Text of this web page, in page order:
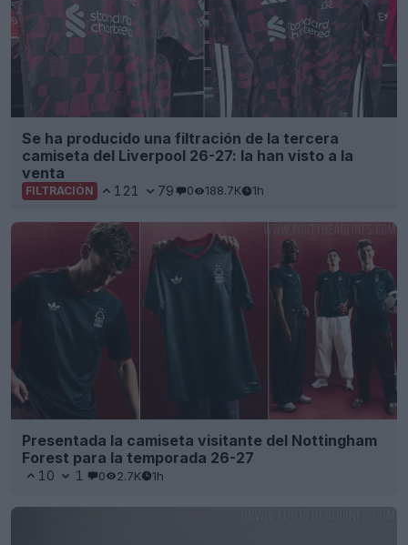
Se ha producido una filtración de la tercera
camiseta del Liverpool 26-27: la han visto a la
venta
FILTRACIÓN 121 79 0 188.7K 1h
Presentada la camiseta visitante del Nottingham
Forest para la temporada 26-27
10 1 0 2.7K 1h